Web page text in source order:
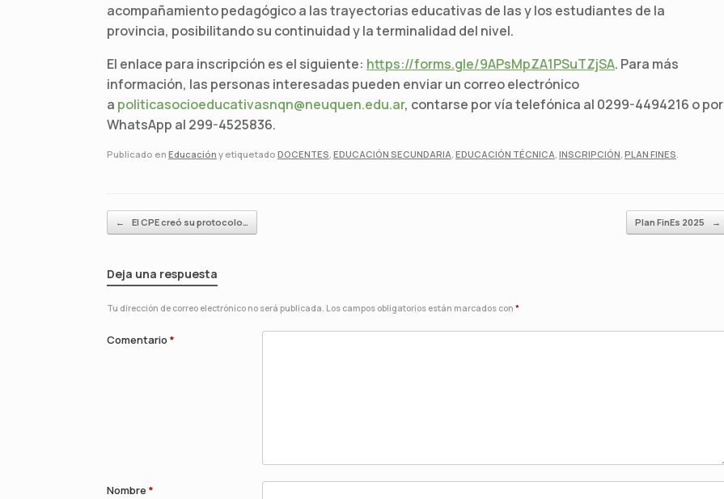
acompañamiento pedagógico a las trayectorias educativas de las y los estudiantes de la
provincia, posibilitando su continuidad y la terminalidad del nivel.
El enlace para inscripción es el siguiente: https://forms.gle/9APsMpZA1PSuTZjSA. Para más
información, las personas interesadas pueden enviar un correo electrónico
a politicasocioeducativasnqn@neuquen.edu.ar, contarse por vía telefónica al 0299-4494216 o por
WhatsApp al 299-4525836.
Publicado en Educación y etiquetado DOCENTES, EDUCACIÓN SECUNDARIA, EDUCACIÓN TÉCNICA, INSCRIPCIÓN, PLAN FINES.
Navegador de artículos
← El CPE creó su protocolo… Plan FinEs 2025 →
Deja una respuesta
Tu dirección de correo electrónico no será publicada. Los campos obligatorios están marcados con *
Comentario *
Nombre *